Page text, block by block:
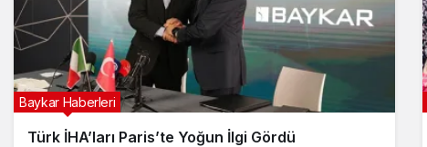
Türk İHA’ları Paris’te Yoğun İlgi Gördü
Baykar Haberleri